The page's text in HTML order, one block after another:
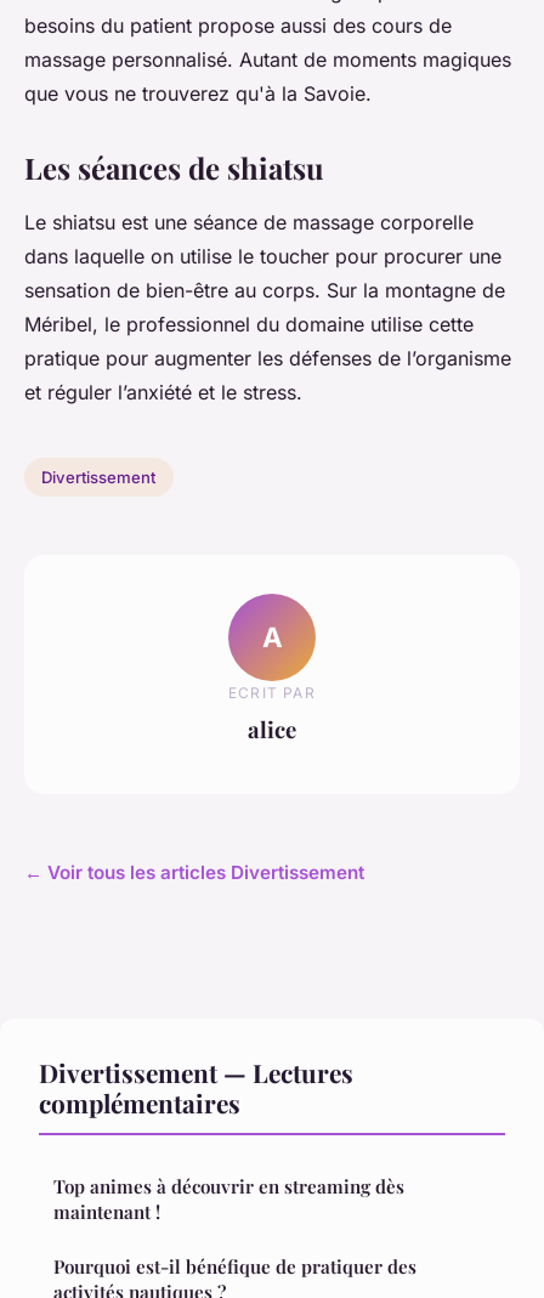
besoins du patient propose aussi des cours de
massage personnalisé. Autant de moments magiques
que vous ne trouverez qu'à la Savoie.
Les séances de shiatsu
Le shiatsu est une séance de massage corporelle
dans laquelle on utilise le toucher pour procurer une
sensation de bien-être au corps. Sur la montagne de
Méribel, le professionnel du domaine utilise cette
pratique pour augmenter les défenses de l’organisme
et réguler l’anxiété et le stress.
Divertissement
A
ECRIT PAR
alice
← Voir tous les articles Divertissement
Divertissement — Lectures
complémentaires
Top animes à découvrir en streaming dès
maintenant !
Pourquoi est-il bénéfique de pratiquer des
activités nautiques ?